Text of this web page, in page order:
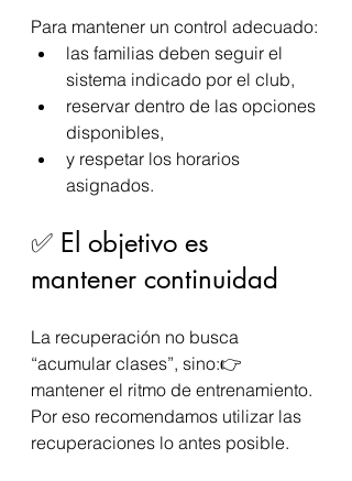
Para mantener un control adecuado:
las familias deben seguir el
sistema indicado por el club,
reservar dentro de las opciones
disponibles,
y respetar los horarios
asignados.
✅ El objetivo es
mantener continuidad
La recuperación no busca
“acumular clases”, sino:👉
mantener el ritmo de entrenamiento.
Por eso recomendamos utilizar las
recuperaciones lo antes posible.